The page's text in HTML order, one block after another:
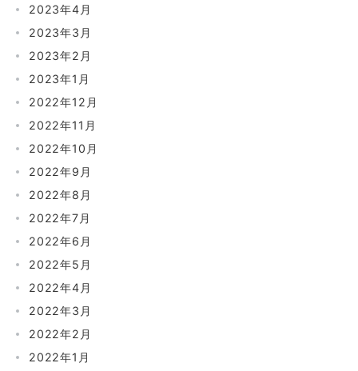
2023年4月
2023年3月
2023年2月
2023年1月
2022年12月
2022年11月
2022年10月
2022年9月
2022年8月
2022年7月
2022年6月
2022年5月
2022年4月
2022年3月
2022年2月
2022年1月